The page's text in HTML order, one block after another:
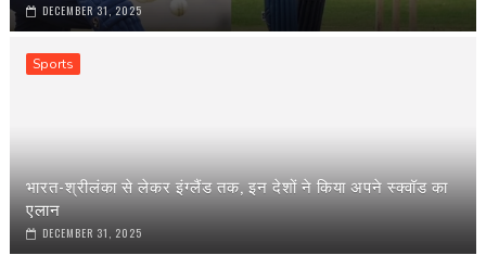
DECEMBER 31, 2025
Sports
भारत-श्रीलंका से लेकर इंग्‍लैंड तक, इन देशों ने किया अपने स्‍क्वॉड का
एलान
DECEMBER 31, 2025